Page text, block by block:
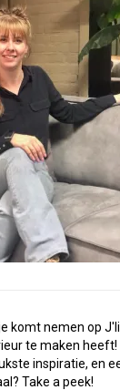
komt nemen op
te maken heeft!
inspiratie, en
Take a peek!